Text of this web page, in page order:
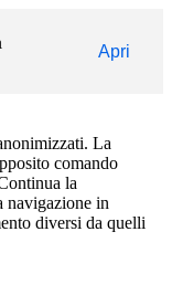
Apri
La
comando
la
navigazione in
diversi da quelli